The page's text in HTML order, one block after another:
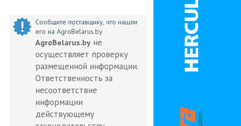
Сообщите поставщику, что нашли
его на AgroBelarus.by
AgroBelarus.by не
осуществляет проверку
размещенной информации.
Ответственность за
несоответствие
информации
действующему